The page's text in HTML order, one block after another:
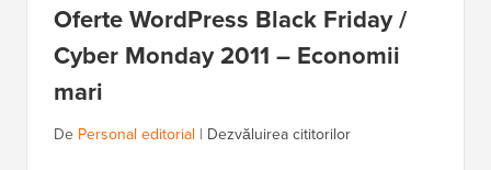
Oferte WordPress Black Friday /
Cyber Monday 2011 – Economii
mari
De Personal editorial | Dezvăluirea cititorilor